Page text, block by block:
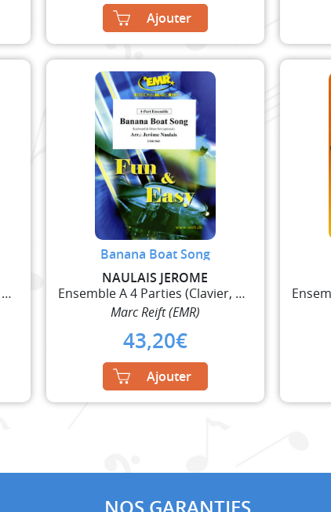
Ajouter
Ensemble A 4 Parties (Clavier, Guitare et Percussi
Banana Boat Song
NAULAIS JEROME
Ensemble A 4 Parties (Clavier, Guitare et Percussi
Marc Reift (EMR)
43,20€
Ajouter
NOS GARANTIES